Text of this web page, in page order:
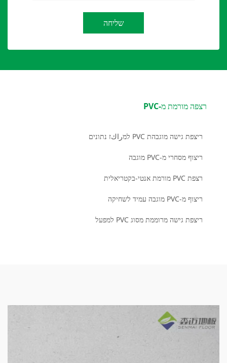
שליחה
רצפה מורמת מ-PVC
ריצפת גישה מוגבהת PVC למراكז נתונים
ריצוף מסחרי מ-PVC מוגבה
רצפת PVC מורמת אנטי-בקטריאלית
ריצוף מ-PVC מוגבה עמיד לשחיקה
ריצפת גישה מרוממת מסוג PVC למפעל